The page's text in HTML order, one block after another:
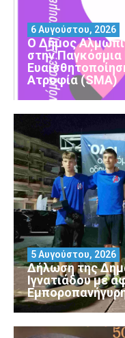
Ο Δήμος
στην Παγκόσμια
Ατροφία (SMA)
6 Αυγούστου, 2026
Δήλωση της
Ιγνατιάδου με
5 Αυγούστου, 2026